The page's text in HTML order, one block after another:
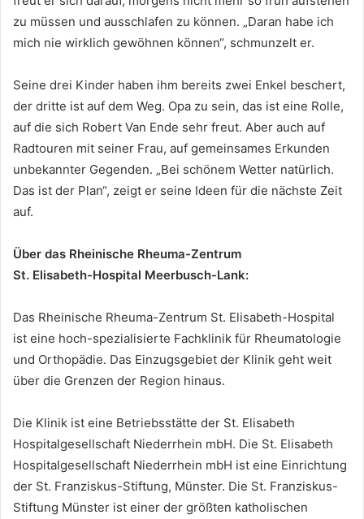
zu müssen und ausschlafen zu können. „Daran habe ich
mich nie wirklich gewöhnen können“, schmunzelt er.
Seine drei Kinder haben ihm bereits zwei Enkel beschert,
der dritte ist auf dem Weg. Opa zu sein, das ist eine Rolle,
auf die sich Robert Van Ende sehr freut. Aber auch auf
Radtouren mit seiner Frau, auf gemeinsames Erkunden
unbekannter Gegenden. „Bei schönem Wetter natürlich.
Das ist der Plan“, zeigt er seine Ideen für die nächste Zeit
auf.
Über das Rheinische Rheuma-Zentrum
St. Elisabeth-Hospital Meerbusch-Lank:
Das Rheinische Rheuma-Zentrum St. Elisabeth-Hospital
ist eine hoch-spezialisierte Fachklinik für Rheumatologie
und Orthopädie. Das Einzugsgebiet der Klinik geht weit
über die Grenzen der Region hinaus.
Die Klinik ist eine Betriebsstätte der St. Elisabeth
Hospitalgesellschaft Niederrhein mbH. Die St. Elisabeth
Hospitalgesellschaft Niederrhein mbH ist eine Einrichtung
der St. Franziskus-Stiftung, Münster. Die St. Franziskus-
Stiftung Münster ist einer der größten katholischen